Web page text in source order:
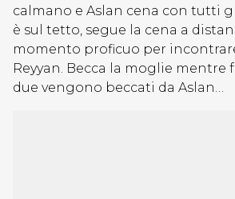
calmano e Aslan cena con tutti
è sul tetto, segue la cena a
momento proficuo per
Reyyan. Becca la moglie mentre
due vengono beccati da Aslan…